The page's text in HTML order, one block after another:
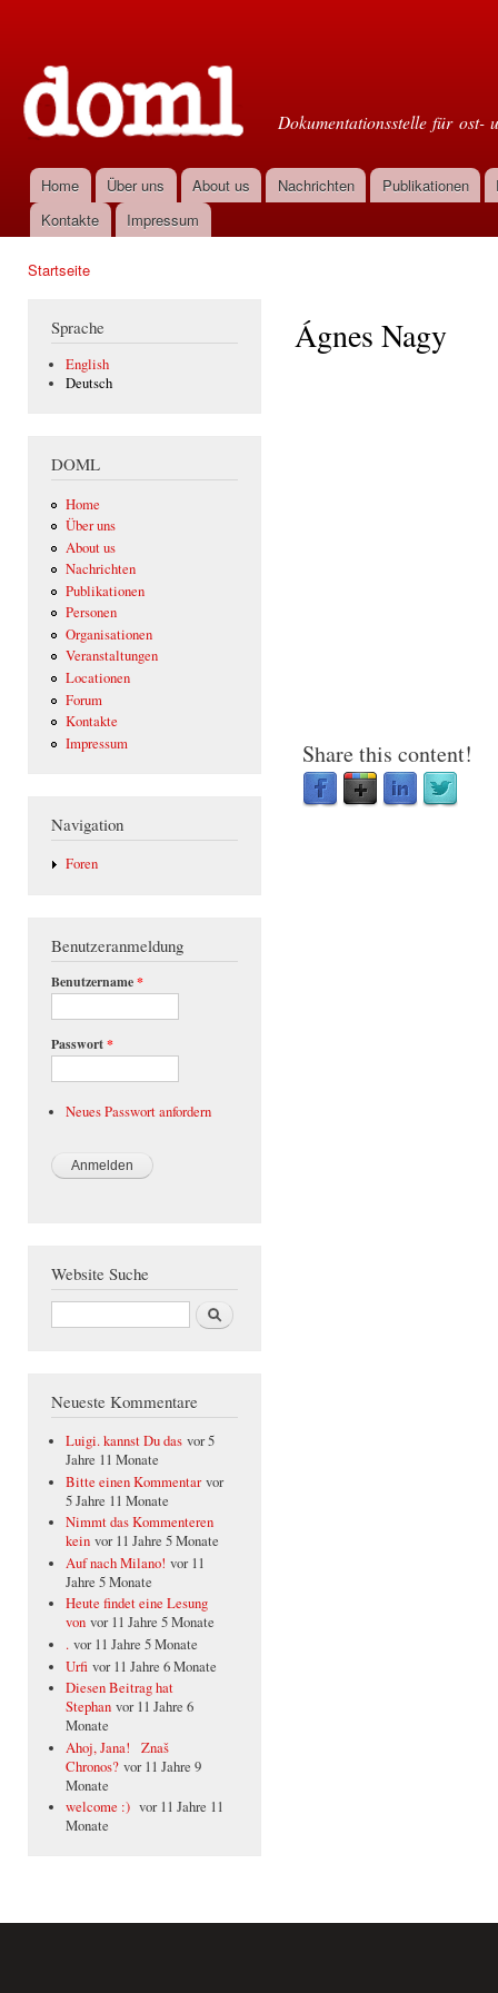
Dokumentationsstelle für ost-
Hauptmenü
Home Über uns About us Nachrichten Publikationen
Kontakte
Impressum
Startseite
Sprache
English
Deutsch
DOML
Home
Über uns
About us
Nachrichten
Publikationen
Personen
Organisationen
Veranstaltungen
Locationen
Forum
Kontakte
Impressum
Navigation
Foren
Benutzeranmeldung
Benutzername*
Passwort*
Neues Passwort anfordern
Website Suche
Suche
Neueste Kommentare
Luigi. kannst Du das vor 5
Jahre 11 Monate
Bitte einen Kommentar vor
5 Jahre 11 Monate
Nimmt das Kommenteren
kein vor 11 Jahre 5 Monate
Auf nach Milano! vor 11
Jahre 5 Monate
Heute findet eine Lesung
von vor 11 Jahre 5 Monate
. vor 11 Jahre 5 Monate
Urfi vor 11 Jahre 6 Monate
Diesen Beitrag hat
Stephan vor 11 Jahre 6
Monate
Ahoj, Jana! Znaš
Chronos? vor 11 Jahre 9
Monate
welcome :) vor 11 Jahre 11
Monate
Ágnes Nagy
Share this content!